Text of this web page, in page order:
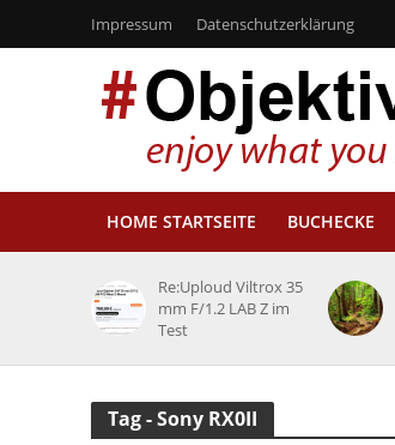
Impressum Datenschutzerklärung
HOME STARTSEITE BUCHECKE
Re:Uploud Viltrox 35
mm F/1.2 LAB Z im
Test
Tag - Sony RX0II